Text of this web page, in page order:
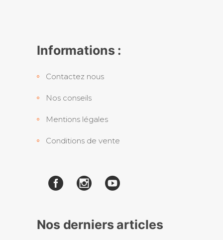
Informations :
Contactez nous
Nos conseils
Mentions légales
Conditions de vente
Nos derniers articles